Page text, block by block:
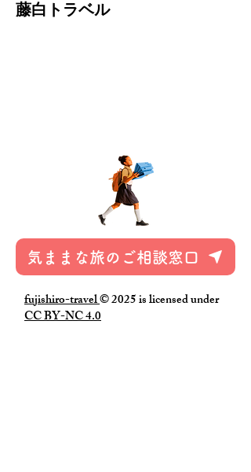
藤白トラベル
気ままな旅のご相談窓口
fujishiro-travel© 2025 is licensed under
CC BY-NC 4.0